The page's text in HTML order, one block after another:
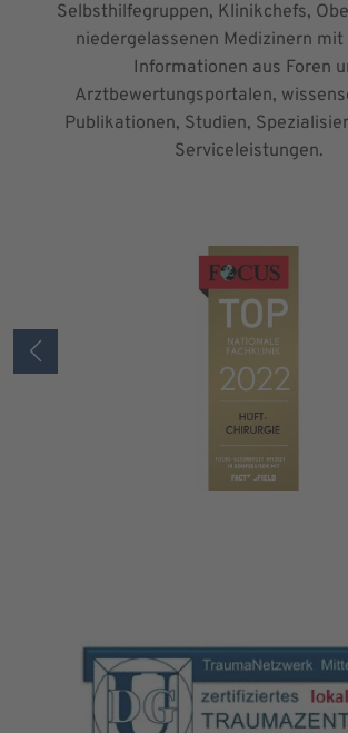
Selbsthilfegruppen, Klinikchefs,
niedergelassenen Medizinern mit
Informationen aus Foren
Arztbewertungsportalen,
Publikationen, Studien,
Serviceleistungen.